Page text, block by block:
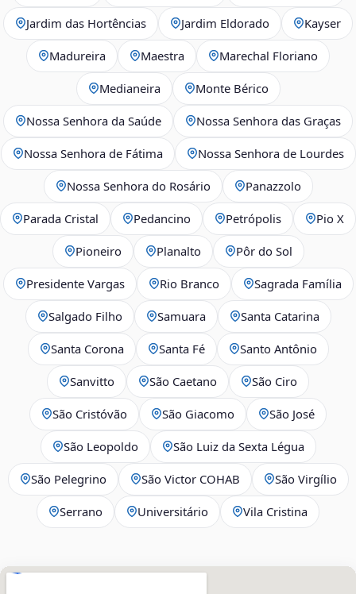
Jardim das Hortências Jardim Eldorado Kayser
Madureira Maestra Marechal Floriano
Medianeira Monte Bérico
Nossa Senhora da Saúde Nossa Senhora das Graças
Nossa Senhora de Fátima Nossa Senhora de Lourdes
Nossa Senhora do Rosário Panazzolo
Parada Cristal Pedancino Petrópolis Pio X
Pioneiro Planalto Pôr do Sol
Presidente Vargas Rio Branco Sagrada Família
Salgado Filho Samuara Santa Catarina
Santa Corona Santa Fé Santo Antônio
Sanvitto São Caetano São Ciro
São Cristóvão São Giacomo São José
São Leopoldo São Luiz da Sexta Légua
São Pelegrino São Victor COHAB São Virgílio
Serrano Universitário Vila Cristina